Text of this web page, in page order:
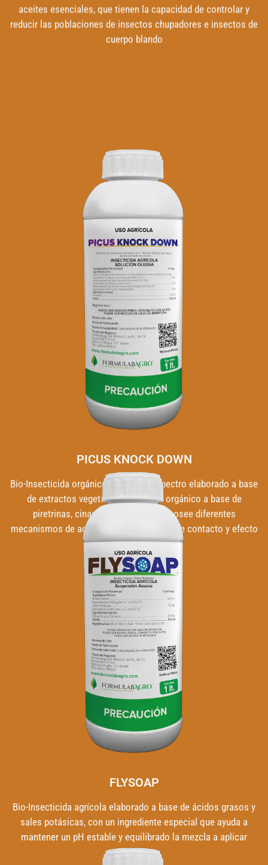
aceites esenciales, que tienen la capacidad de controlar y
reducir las poblaciones de insectos chupadores e insectos de
cuerpo blando
PICUS KNOCK DOWN
Bio-Insecticida orgánico de amplio espectro elaborado a base
de extractos vegetales insecticida orgánico a base de
piretrinas, cinamaldehido y neem, posee diferentes
mecanismos de acción, anti-alimentario, de contacto y efecto
FLYSOAP
Bio-Insecticida agrícola elaborado a base de ácidos grasos y
sales potásicas, con un ingrediente especial que ayuda a
mantener un pH estable y equilibrado la mezcla a aplicar